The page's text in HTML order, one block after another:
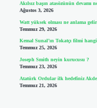
Akılsız başın atasözünün devamı
Ağustos 3, 2026
Watt yüksek olması ne anlama
Temmuz 29, 2026
Kemal Sunal’ın Tokatçı filmi
Temmuz 25, 2026
Joseph Smith neyin kurucusu ?
Temmuz 23, 2026
Atatürk Ordular ilk hedefiniz
Temmuz 21, 2026